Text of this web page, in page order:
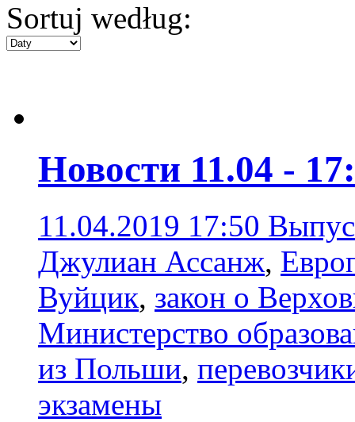
Sortuj według:
Новости 11.04 -
11.04.2019 17:50
Джулиан Ассанж,
Вуйцик, закон о
Министерство
из Польши,
экзамены